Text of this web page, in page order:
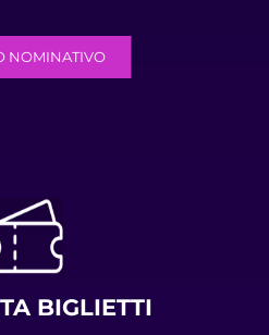
NOMINATIVO
BIGLIETTI